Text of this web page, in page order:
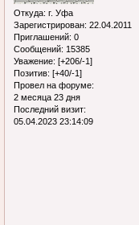
Откуда: г. Уфа
Зарегистрирован: 22.04.2011
Приглашений: 0
Сообщений: 15385
Уважение: [+206/-1]
Позитив: [+40/-1]
Провел на форуме:
2 месяца 23 дня
Последний визит:
05.04.2023 23:14:09